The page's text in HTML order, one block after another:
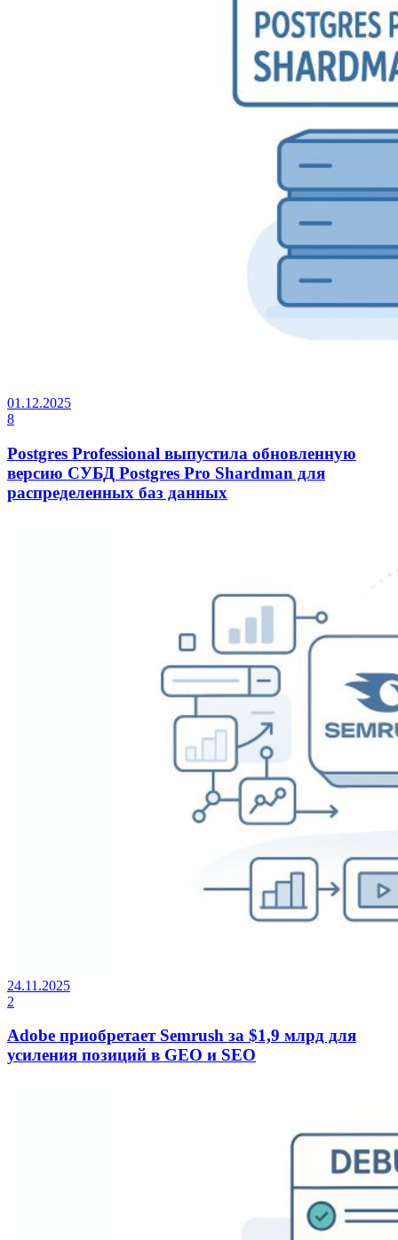
01.12.2025
8
Postgres Professional выпустила обновленную
версию СУБД Postgres Pro Shardman для
распределенных баз данных
24.11.2025
2
Adobe приобретает Semrush за $1,9 млрд для
усиления позиций в GEO и SEO